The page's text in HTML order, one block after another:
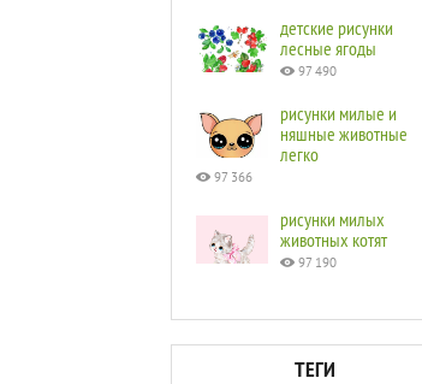
детские рисунки
лесные ягоды
97 490
рисунки милые и
няшные животные
легко
97 366
рисунки милых
животных котят
97 190
ТЕГИ